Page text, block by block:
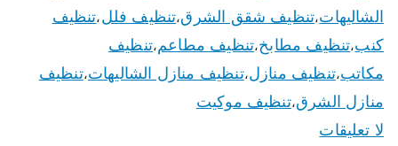
الشاليهات،تنظيف شقق الشرق،تنظيف فلل،تنظيف
كنب،تنظيف مطابخ،تنظيف مطاعم،تنظيف
مكاتب،تنظيف منازل،تنظيف منازل الشاليهات،تنظيف
منازل الشرق،تنظيف موكيت
لا تعليقات